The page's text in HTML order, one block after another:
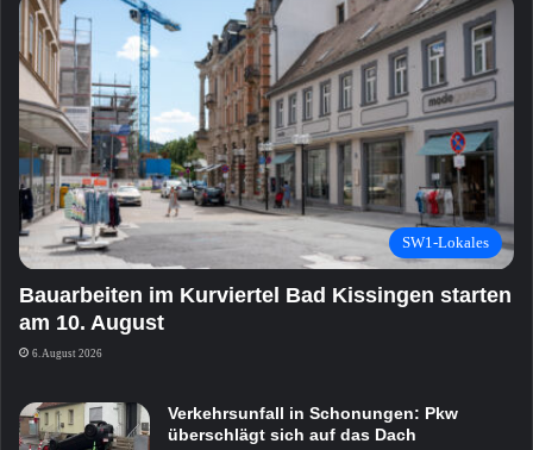
SW1-Lokales
Bauarbeiten im Kurviertel Bad Kissingen starten
am 10. August
6. August 2026
Verkehrsunfall in Schonungen: Pkw
überschlägt sich auf das Dach